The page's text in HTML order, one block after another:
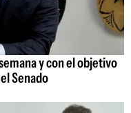
y con el objetivo
Senado